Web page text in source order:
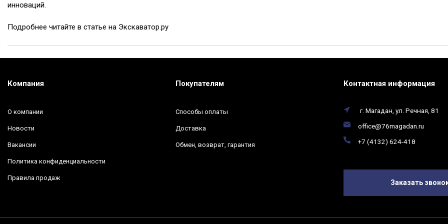
инноваций.
Подробнее читайте в статье на Экскаватор.ру
Компания
О компании
Новости
Вакансии
Политика конфиденциальности
Правила продаж
Покупателям
Способы оплаты
Доставка
Обмен, возврат, гарантия
Контактная информация
г. Магадан, ул. Речная, 81
office@76magadan.ru
+7 (4132) 624-418
Заказать